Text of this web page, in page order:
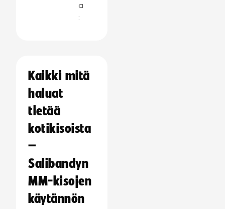
a
:
Kaikki mitä
haluat
tietää
kotikisoista
–
Salibandyn
MM-kisojen
käytännön